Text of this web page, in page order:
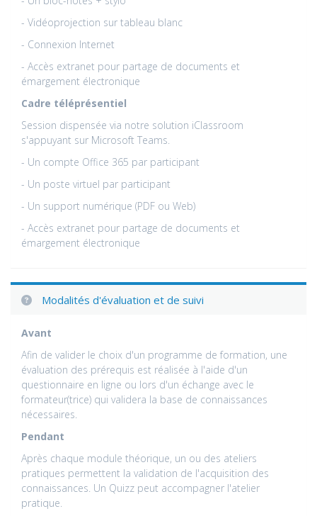
- Vidéoprojection sur tableau blanc
- Connexion Internet
- Accès extranet pour partage de documents et
émargement électronique
Cadre téléprésentiel
Session dispensée via notre solution iClassroom
s'appuyant sur Microsoft Teams.
- Un compte Office 365 par participant
- Un poste virtuel par participant
- Un support numérique (PDF ou Web)
- Accès extranet pour partage de documents et
émargement électronique
Modalités d'évaluation et de suivi
Avant
Afin de valider le choix d'un programme de formation, une
évaluation des prérequis est réalisée à l'aide d'un
questionnaire en ligne ou lors d'un échange avec le
formateur(trice) qui validera la base de connaissances
nécessaires.
Pendant
Après chaque module théorique, un ou des ateliers
pratiques permettent la validation de l'acquisition des
connaissances. Un Quizz peut accompagner l'atelier
pratique.